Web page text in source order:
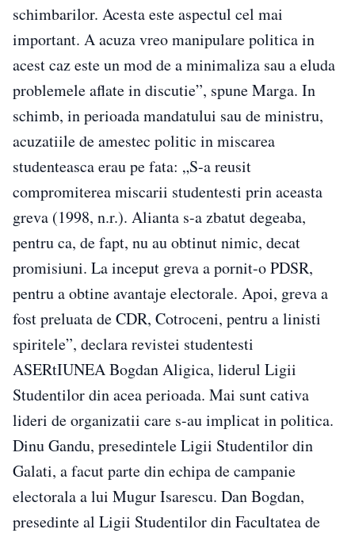
schimbarilor. Acesta este aspectul cel mai
important. A acuza vreo manipulare politica in
acest caz este un mod de a minimaliza sau a eluda
problemele aflate in discutie”, spune Marga. In
schimb, in perioada mandatului sau de ministru,
acuzatiile de amestec politic in miscarea
studenteasca erau pe fata: „S-a reusit
compromiterea miscarii studentesti prin aceasta
greva (1998, n.r.). Alianta s-a zbatut degeaba,
pentru ca, de fapt, nu au obtinut nimic, decat
promisiuni. La inceput greva a pornit-o PDSR,
pentru a obtine avantaje electorale. Apoi, greva a
fost preluata de CDR, Cotroceni, pentru a linisti
spiritele”, declara revistei studentesti
ASERtIUNEA Bogdan Aligica, liderul Ligii
Studentilor din acea perioada. Mai sunt cativa
lideri de organizatii care s-au implicat in politica.
Dinu Gandu, presedintele Ligii Studentilor din
Galati, a facut parte din echipa de campanie
electorala a lui Mugur Isarescu. Dan Bogdan,
presedinte al Ligii Studentilor din Facultatea de